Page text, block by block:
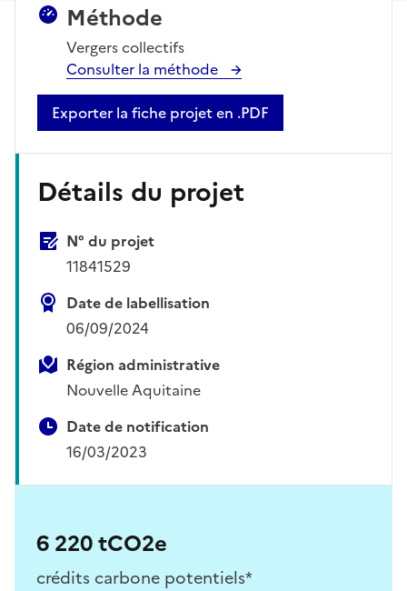
Méthode
Vergers collectifs
Consulter la méthode
Exporter la fiche projet en .PDF
Détails du projet
N° du projet
11841529
Date de labellisation
06/09/2024
Région administrative
Nouvelle Aquitaine
Date de notification
16/03/2023
6 220 tCO2e
crédits carbone potentiels*